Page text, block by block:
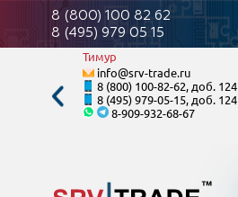
8 (800) 100 82 62
8 (495) 979 05 15
Тимур
info@srv-trade.ru
8 (800) 100-82-62, доб. 124
8 (495) 979-05-15, доб. 124
8-909-932-68-67